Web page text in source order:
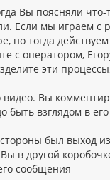
Вы поясняли
Если мы играем с
но тогда
с оператором,
эти
Вы
быть взглядом в
был выход
в другой
сообщения